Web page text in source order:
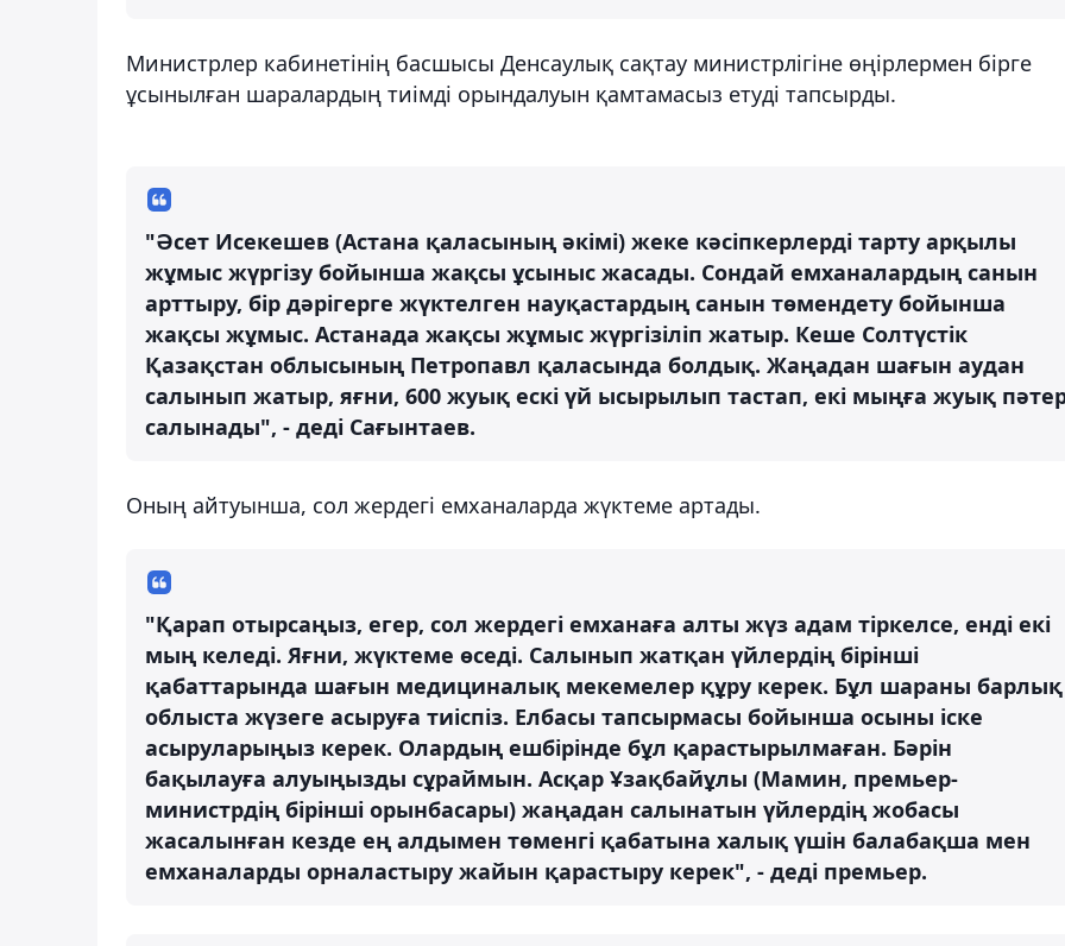
Министрлер кабинетінің басшысы Денсаулық сақтау министрлігіне өңірлермен бірге
ұсынылған шаралардың тиімді орындалуын қамтамасыз етуді тапсырды.
"Әсет Исекешев (Астана қаласының әкімі) жеке кәсіпкерлерді тарту арқылы
жұмыс жүргізу бойынша жақсы ұсыныс жасады. Сондай емханалардың санын
арттыру, бір дәрігерге жүктелген науқастардың санын төмендету бойынша
жақсы жұмыс. Астанада жақсы жұмыс жүргізіліп жатыр. Кеше Солтүстік
Қазақстан облысының Петропавл қаласында болдық. Жаңадан шағын аудан
салынып жатыр, яғни, 600 жуық ескі үй ысырылып тастап, екі мыңға жуық
салынады", - деді Сағынтаев.
Оның айтуынша, сол жердегі емханаларда жүктеме артады.
"Қарап отырсаңыз, егер, сол жердегі емханаға алты жүз адам тіркелсе, енді екі
мың келеді. Яғни, жүктеме өседі. Салынып жатқан үйлердің бірінші
қабаттарында шағын медициналық мекемелер құру керек. Бұл шараны барлық
облыста жүзеге асыруға тиіспіз. Елбасы тапсырмасы бойынша осыны іске
асыруларыңыз керек. Олардың ешбірінде бұл қарастырылмаған. Бәрін
бақылауға алуыңызды сұраймын. Асқар Ұзақбайұлы (Мамин, премьер-
министрдің бірінші орынбасары) жаңадан салынатын үйлердің жобасы
жасалынған кезде ең алдымен төменгі қабатына халық үшін балабақша мен
емханаларды орналастыру жайын қарастыру керек", - деді премьер.